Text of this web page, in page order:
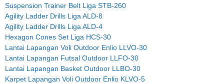
Suspension Trainer Belt Liga STB-260
Agility Ladder Drills Liga ALD-8
Agility Ladder Drills Liga ALD-4
Hexagon Cones Set Liga HCS-30
Lantai Lapangan Voli Outdoor Enlio LLVO-30
Lantai Lapangan Futsal Outdoor LLFO-30
Lantai Lapangan Basket Outdoor LLBO-30
Karpet Lapangan Voli Outdoor Enlio KLVO-5